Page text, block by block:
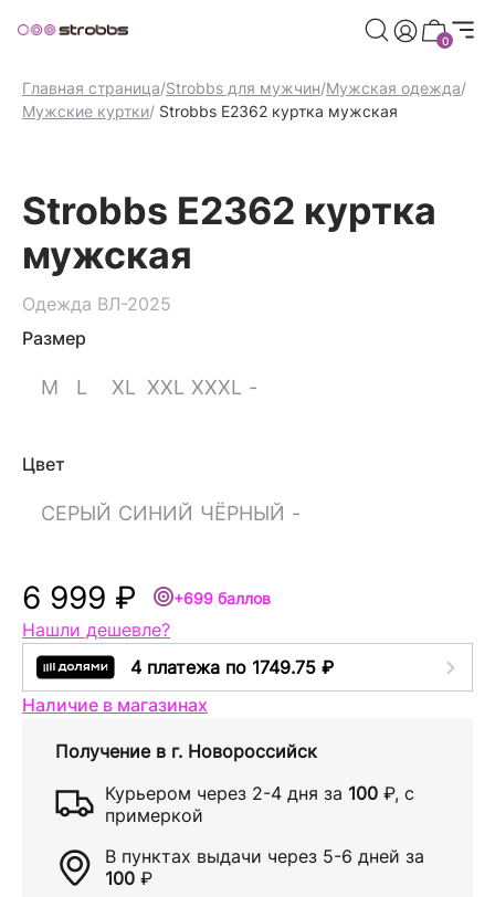
баллов при регистрации Дарим 500
0
Главная страница/Strobbs для мужчин/Мужская одежда/
Мужские куртки/ Strobbs E2362 куртка мужская
Strobbs E2362 куртка
мужская
Одежда ВЛ-2025
Размер
M L XL XXL XXXL -
Цвет
СЕРЫЙ СИНИЙ ЧЁРНЫЙ -
6 999 ₽ +699 баллов
Нашли дешевле?
4 платежа по 1749.75 ₽
Наличие в магазинах
Получение в г. Новороссийск
Курьером через 2-4 дня за 100 ₽, с
примеркой
В пунктах выдачи через 5-6 дней за
100 ₽